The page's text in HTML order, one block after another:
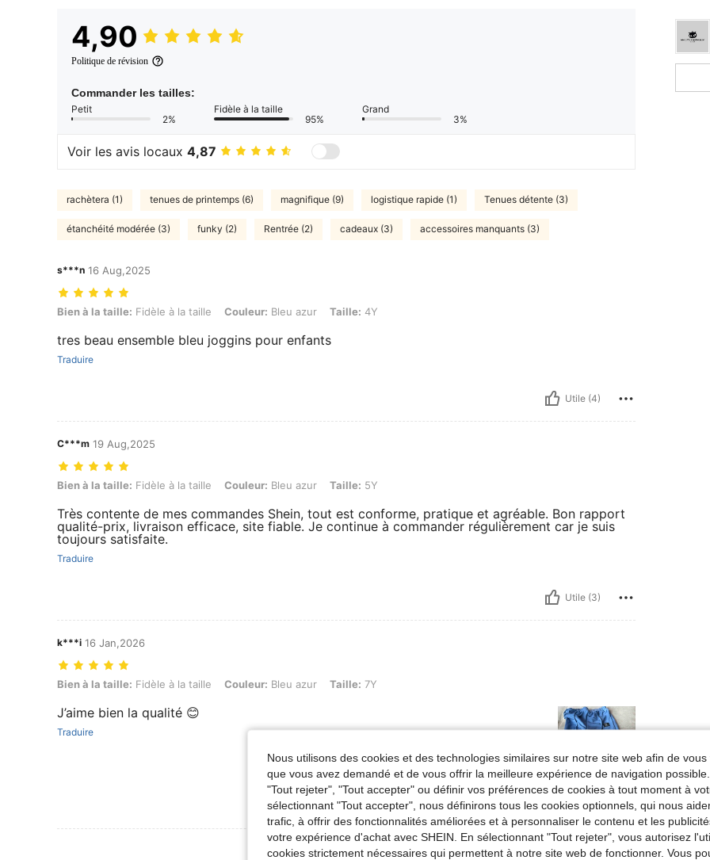
4,90
Politique de révision
Commander les tailles:
Petit
2%
Fidèle à la taille
95%
Grand
3%
Voir les avis locaux 4,87
rachètera (1) tenues de printemps (6) magnifique (9) logistique rapide (1) Tenues détente (3)
étanchéité modérée (3) funky (2) Rentrée (2) cadeaux (3) accessoires manquants (3)
s***n 16 Aug,2025
Bien à la taille: Fidèle à la taille, Couleur: Bleu azur, Taille: 4Y
Bien à la taille: Fidèle à la taille Couleur: Bleu azur Taille: 4Y
tres beau ensemble bleu joggins pour enfants
Traduire
Utile (4)
C***m 19 Aug,2025
Bien à la taille: Fidèle à la taille, Couleur: Bleu azur, Taille: 5Y
Bien à la taille: Fidèle à la taille Couleur: Bleu azur Taille: 5Y
Très contente de mes commandes Shein, tout est conforme, pratique et agréable. Bon rapport
qualité-prix, livraison efficace, site fiable. Je continue à commander régulièrement car je suis
toujours satisfaite.
Traduire
Utile (3)
k***i 16 Jan,2026
Bien à la taille: Fidèle à la taille, Couleur: Bleu azur, Taille: 7Y
Bien à la taille: Fidèle à la taille Couleur: Bleu azur Taille: 7Y
J’aime bien la qualité 😊
Traduire
Utile (2)
Voir Plus D'avis
Nous utilisons des cookies et des technologies similaires sur notre site web afin de
que vous avez demandé et de vous offrir la meilleure expérience de navigation
"Tout rejeter", "Tout accepter" ou définir vos préférences de cookies à tout moment à
sélectionnant "Tout accepter", nous définirons tous les cookies optionnels, qui nous
trafic, à offrir des fonctionnalités améliorées et à personnaliser le contenu et les
votre expérience d'achat avec SHEIN. En sélectionnant "Tout rejeter", vous autorisez
cookies strictement nécessaires qui permettent à notre site web de fonctionner. Vous